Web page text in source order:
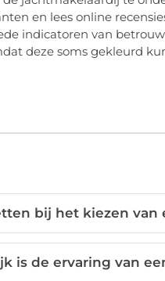
en lees online
indicatoren van
deze soms gekleurd
bij het kiezen van
is de ervaring van